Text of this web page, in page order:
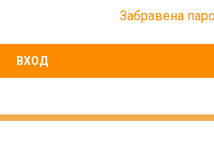
Забравена
ВХОД